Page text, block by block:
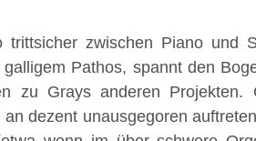
trittsicher zwischen Piano und
Pathos, spannt den
zu Grays anderen Projekten.
dezent unausgegoren